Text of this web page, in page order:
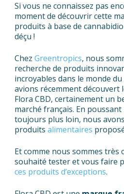
Si vous ne connaissez pas
moment de découvrir cette
produits à base de
déçu !
Chez Greentropics, nous
recherche de produits
incroyables dans le monde du
avions récemment découvert
Flora CBD, certainement un
marché français. En
toujours plus loin, nous
produits alimentaires
Et comme nous sommes très
souhaité tester et vous faire
ces produits d’exceptions.